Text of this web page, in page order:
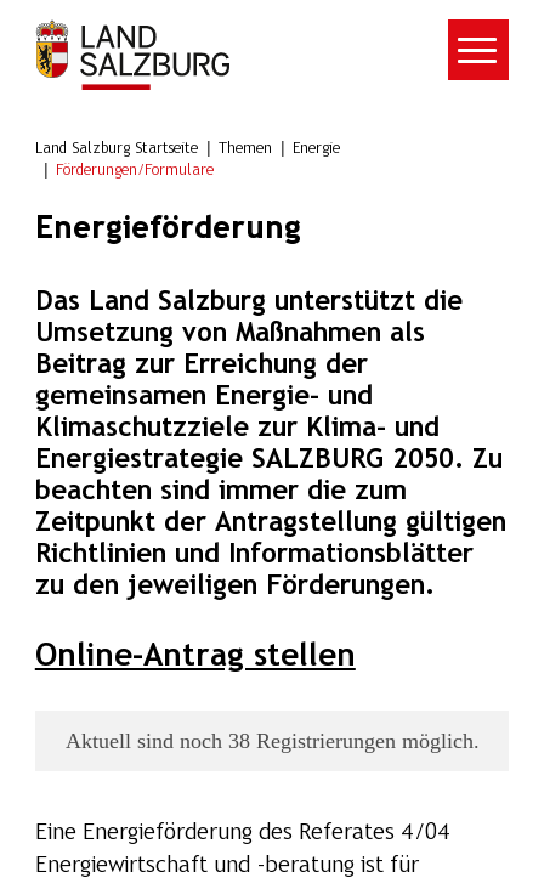
Zum Hauptinhalt springen
Land Salzburg Startseite Themen
Energie
Förderungen/Formulare
Energieförderung
Das Land Salzburg unterstützt die
Umsetzung von Maßnahmen als
Beitrag zur Erreichung der
gemeinsamen Energie- und
Klimaschutzziele zur Klima- und
Energiestrategie SALZBURG 2050. Zu
beachten sind immer die zum
Zeitpunkt der Antragstellung gültigen
Richtlinien und Informationsblätter
zu den jeweiligen Förderungen.
Online-Antrag stellen
Eine Energieförderung des Referates 4/04
Energiewirtschaft und -beratung ist für